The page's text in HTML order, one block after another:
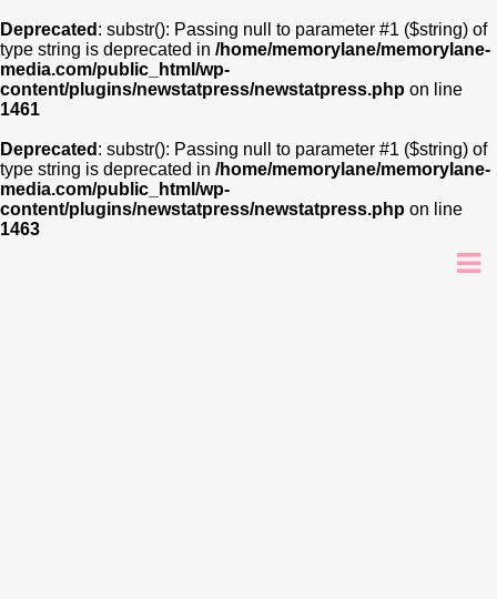
Deprecated : substr(): Passing null to parameter #1 ($string) of
type string is deprecated in /home/memorylane/memorylane-
media.com/public_html/wp-
content/plugins/newstatpress/newstatpress.php on line
1461
Deprecated : substr(): Passing null to parameter #1 ($string) of
type string is deprecated in /home/memorylane/memorylane-
media.com/public_html/wp-
content/plugins/newstatpress/newstatpress.php on line
1463